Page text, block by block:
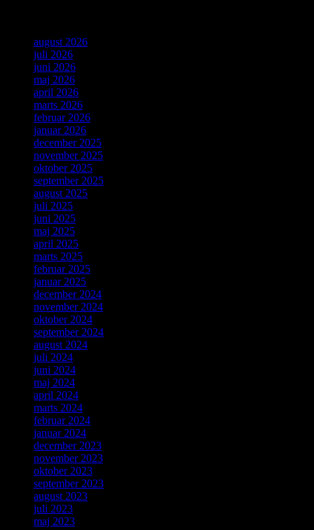
august 2026
juli 2026
juni 2026
maj 2026
april 2026
marts 2026
februar 2026
januar 2026
december 2025
november 2025
oktober 2025
september 2025
august 2025
juli 2025
juni 2025
maj 2025
april 2025
marts 2025
februar 2025
januar 2025
december 2024
november 2024
oktober 2024
september 2024
august 2024
juli 2024
juni 2024
maj 2024
april 2024
marts 2024
februar 2024
januar 2024
december 2023
november 2023
oktober 2023
september 2023
august 2023
juli 2023
maj 2023